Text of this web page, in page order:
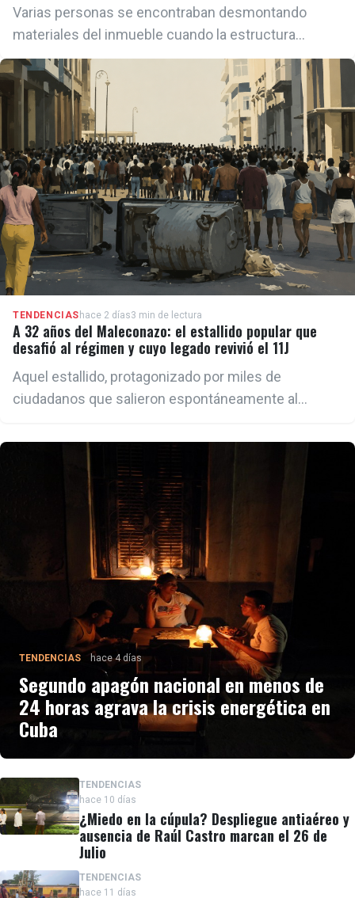
Varias personas se encontraban desmontando
materiales del inmueble cuando la estructura
colapsó, dejándolos atrapados bajo los escombros.
TENDENCIAS hace 2 días3 min de lectura
A 32 años del Maleconazo: el estallido popular que
desafió al régimen y cuyo legado revivió el 11J
Aquel estallido, protagonizado por miles de
ciudadanos que salieron espontáneamente al
crisis económica, la represión y la falta de libertades,
fue la mayor manifestación antigubernamental
registrada en la Isla desde 1959 hasta las históricas
protestas del 11 de julio de 2021 (11J).
TENDENCIAS hace 4 días
Segundo apagón nacional en menos de
24 horas agrava la crisis energética en
Cuba
TENDENCIAS
hace 10 días
¿Miedo en la cúpula? Despliegue antiaéreo y
ausencia de Raúl Castro marcan el 26 de
Julio
TENDENCIAS
hace 11 días